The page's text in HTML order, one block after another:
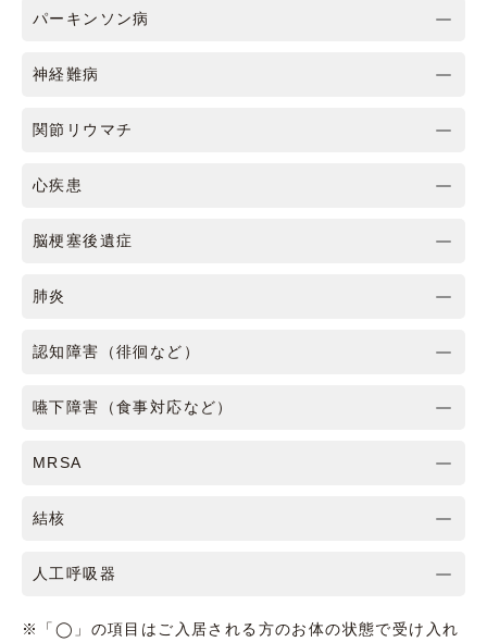
パーキンソン病
神経難病
関節リウマチ
心疾患
脳梗塞後遺症
肺炎
認知障害（徘徊など）
嚥下障害（食事対応など）
MRSA
結核
人工呼吸器
※「◯」の項目はご入居される方のお体の状態で受け入れ